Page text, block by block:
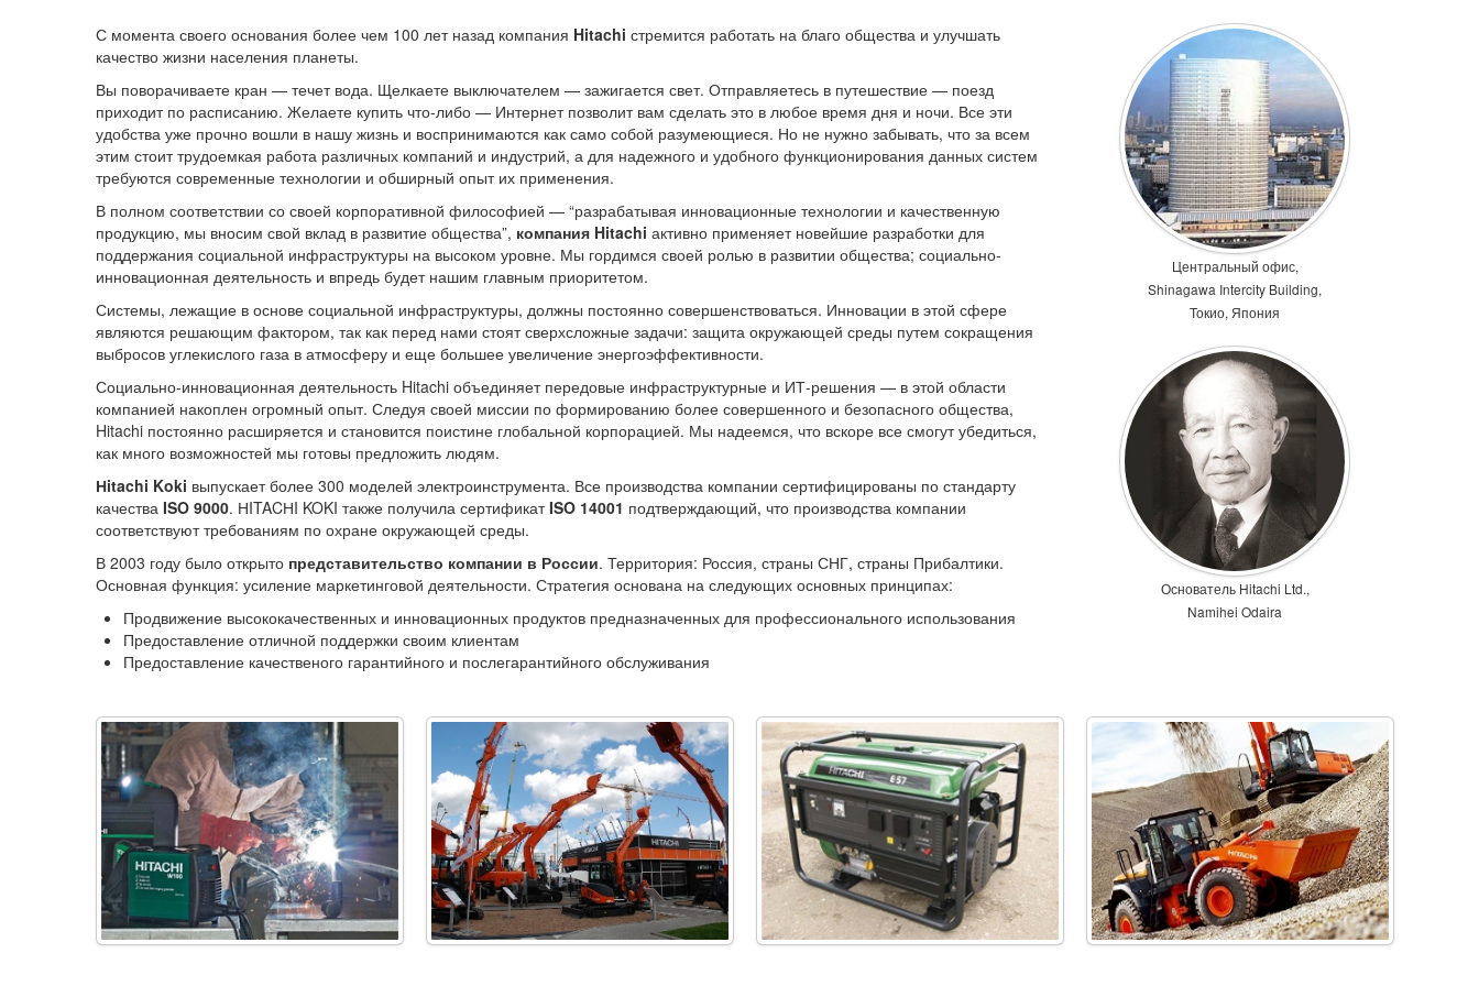
С момента своего основания более чем 100 лет назад компания Hitachi стремится работать на благо общества и улучшать
качество жизни населения планеты.
Вы поворачиваете кран — течет вода. Щелкаете выключателем — зажигается свет. Отправляетесь в путешествие — поезд
приходит по расписанию. Желаете купить что-либо — Интернет позволит вам сделать это в любое время дня и ночи. Все эти
удобства уже прочно вошли в нашу жизнь и воспринимаются как само собой разумеющиеся. Но не нужно забывать, что за всем
этим стоит трудоемкая работа различных компаний и индустрий, а для надежного и удобного функционирования данных систем
требуются современные технологии и обширный опыт их применения.
В полном соответствии со своей корпоративной философией — “разрабатывая инновационные технологии и качественную
продукцию, мы вносим свой вклад в развитие общества”, компания Hitachi активно применяет новейшие разработки для
поддержания социальной инфраструктуры на высоком уровне. Мы гордимся своей ролью в развитии общества; социально-
инновационная деятельность и впредь будет нашим главным приоритетом.
Системы, лежащие в основе социальной инфраструктуры, должны постоянно совершенствоваться. Инновации в этой сфере
являются решающим фактором, так как перед нами стоят сверхсложные задачи: защита окружающей среды путем сокращения
выбросов углекислого газа в атмосферу и еще большее увеличение энергоэффективности.
Социально-инновационная деятельность Hitachi объединяет передовые инфраструктурные и ИТ-решения — в этой области
компанией накоплен огромный опыт. Следуя своей миссии по формированию более совершенного и безопасного общества,
Hitachi постоянно расширяется и становится поистине глобальной корпорацией. Мы надеемся, что вскоре все смогут убедиться,
как много возможностей мы готовы предложить людям.
Нitachi Koki выпускает более 300 моделей электроинструмента. Все производства компании сертифицированы по стандарту
качества ISO 9000. НITACНI KOKI также получила сертификатISO 14001 подтверждающий, что производства компании
соответствуют требованиям по охране окружающей среды.
В 2003 году было открыто представительство компании в России. Территория: Россия, страны СНГ, страны Прибалтики.
Основная функция: усиление маркетинговой деятельности. Стратегия основана на следующих основных принципах:
Продвижение высококачественных и инновационных продуктов предназначенных для профессионального использования
Предоставление отличной поддержки своим клиентам
Предоставление качественого гарантийного и послегарантийного обслуживания
Центральный офис,
Shinagawa Intercity Building,
Токио, Япония
Основатель Hitachi Ltd.,
Namihei Odaira